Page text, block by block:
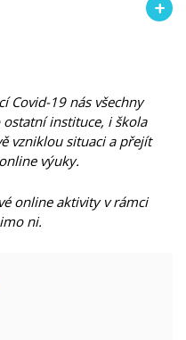
Covid-19 nás všechny
ostatní instituce, i škola
vzniklou situaci a přejít
výuky.
online aktivity v rámci
ni.